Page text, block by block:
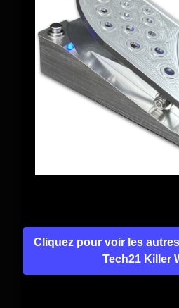
Cliquez pour voir les
Tech21 Killer